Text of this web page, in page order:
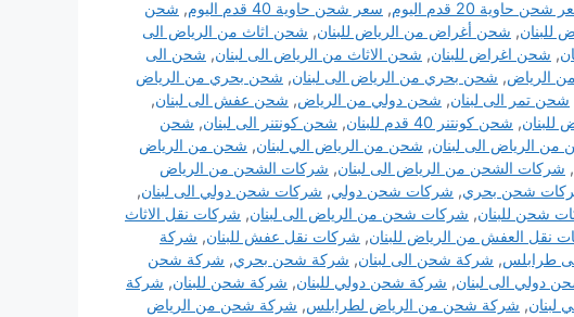
شحن حاوية 20 قدم اليوم , سعر شحن حاوية 40 قدم اليوم , شحن
للبنان, شحن أغراض من الرياض للبنان, شحن اثاث من الرياض الى
, شحن اغراض للبنان, شحن الاثاث من الرياض الى لبنان, شحن الى
الرياض, شحن بحري من الرياض الى لبنان, شحن بحري من الرياض
شحن تمر الى لبنان, شحن دولي من الرياض, شحن عفش الى لبنان,
, شحن كونتنر 40 قدم للبنان , شحن كونتنر الى لبنان, شحن
من الرياض الى لبنان, شحن من الرياض الي لبنان, شحن من الرياض
, شركات الشحن من الرياض الى لبنان, شركات الشحن من الرياض
شحن بحري, شركات شحن دولي, شركات شحن دولي الى لبنان,
شحن للبنان, شركات شحن من الرياض الى لبنان, شركات نقل الاثاث
نقل العفش من الرياض للبنان, شركات نقل عفش للبنان, شركة
طرابلس, شركة شحن الى لبنان, شركة شحن بحري, شركة شحن
دولي الى لبنان, شركة شحن دولي للبنان, شركة شحن للبنان, شركة
لبنان, شركة شحن من الرياض لطرابلس, شركة شحن من الرياض